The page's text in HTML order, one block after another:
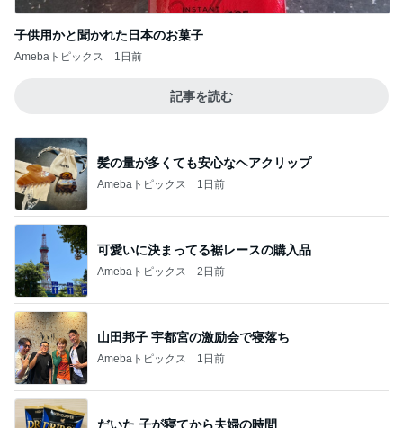
子供用かと聞かれた日本のお菓子
Amebaトピックス 1日前
記事を読む
髪の量が多くても安心なヘアクリップ
Amebaトピックス 1日前
可愛いに決まってる裾レースの購入品
Amebaトピックス 2日前
山田邦子 宇都宮の激励会で寝落ち
Amebaトピックス 1日前
だいた 子が寝てから夫婦の時間